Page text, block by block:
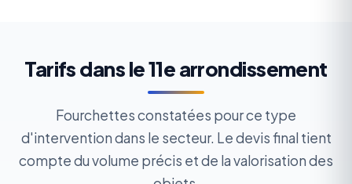
Tarifs dans le 11e arrondissement
Fourchettes constatées pour ce type
d'intervention dans le secteur. Le devis final tient
compte du volume précis et de la valorisation des